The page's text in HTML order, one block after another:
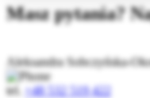
Masz pytania?
Aleksandra Sobczyńska-
tel.
+48 532 519 422